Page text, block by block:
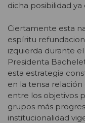
dicha posibilidad ya
Ciertamente esta
espíritu
izquierda durante
Presidenta
esta estrategia
en la tensa
entre los objetivos
grupos más
institucionalidad